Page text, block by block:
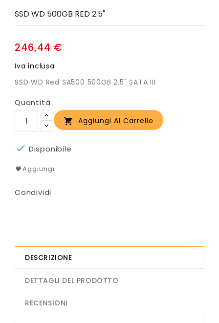
SSD WD 500GB RED 2.5"
246,44 €
Iva inclusa
SSD WD Red SA500 500GB 2.5" SATA III
Quantità
 Aggiungi Al Carrello
 Disponibile
Aggiungi
Condividi
DESCRIZIONE
DETTAGLI DEL PRODOTTO
RECENSIONI